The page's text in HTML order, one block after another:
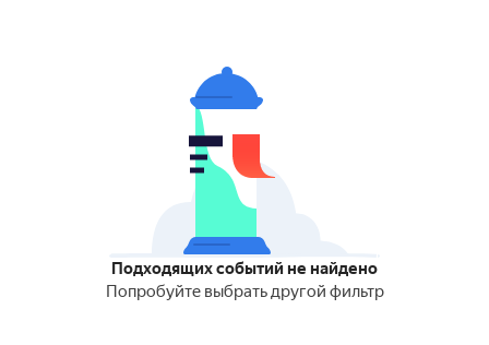
Подходящих событий не найдено
Попробуйте выбрать другой фильтр